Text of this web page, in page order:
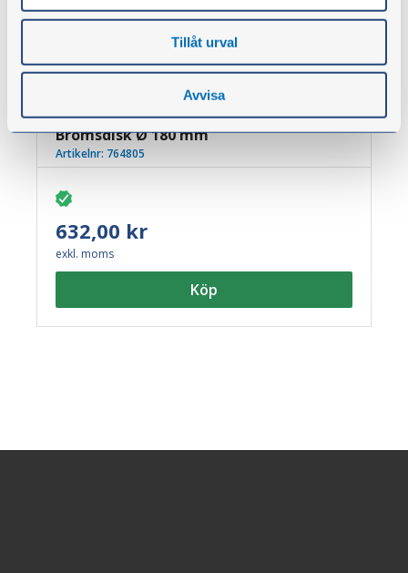
Tillåt urval
Avvisa
Bromsdisk Ø 180 mm
Artikelnr: 764805
632,00 kr
exkl. moms
Köp